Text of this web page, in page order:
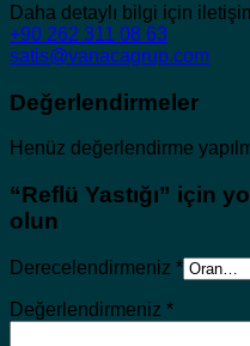
Daha detaylı bilgi için
+90 262 311 08 63
satis@vanacagrup.com
Değerlendirmeler
Henüz değerlendirme
“Reflü Yastığı” için
olun
Derecelendirmeniz *
Değerlendirmeniz *